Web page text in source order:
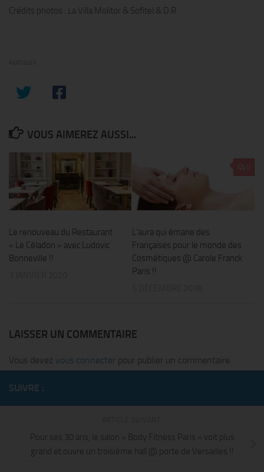
Crédits photos : La Villa Molitor & Sofitel & D.R
VOUS AIMEREZ AUSSI...
Le renouveau du Restaurant
« Le Céladon » avec Ludovic
Bonneville !!
L’aura qui émane des
Françaises pour le monde des
Cosmétiques @ Carole Franck
Paris !!
LAISSER UN COMMENTAIRE
Vous devez vous connecter pour publier un commentaire.
SUIVRE :
Pour ses 30 ans, le salon « Body Fitness Paris » voit plus
grand et ouvre un troisième hall @ porte de Versailles !!